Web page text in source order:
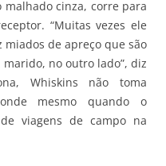
cinza, corre para
“Muitas vezes ele
de apreço que são
no outro lado”, diz
Whiskins não toma
mesmo quando o
viagens de campo na